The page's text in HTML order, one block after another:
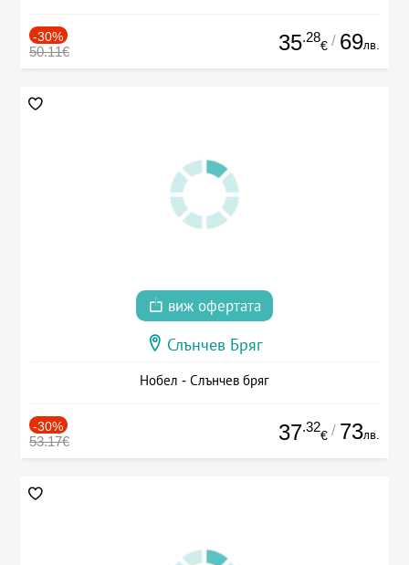
-30%
50.11€ 35.28
€ / 69лв.
виж офертата
Слънчев Бряг
Нобел - Слънчев бряг
-30%
53.17€ 37.32
€ / 73лв.